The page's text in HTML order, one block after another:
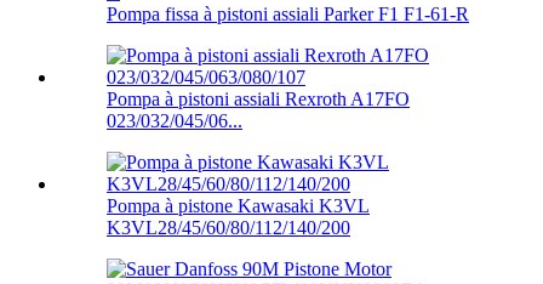
Pompa fissa à pistoni assiali Parker F1 F1-61-R
Pompa à pistoni assiali Rexroth A17FO
023/032/045/06...
Pompa à pistone Kawasaki K3VL
K3VL28/45/60/80/112/140/200